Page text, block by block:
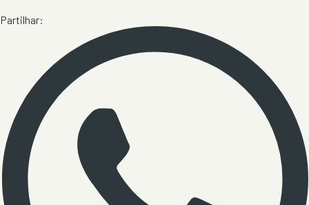
Partilhar: